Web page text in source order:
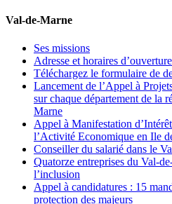
Val-de-Marne
Ses missions
Adresse et horaires
Téléchargez le formulaire de
Lancement de l’Appel à
sur chaque département de la
Marne
Appel à Manifestation
l’Activité Economique en Ile
Conseiller du salarié dans le
Quatorze entreprises du Val-
l’inclusion
Appel à candidatures : 15
protection des majeurs